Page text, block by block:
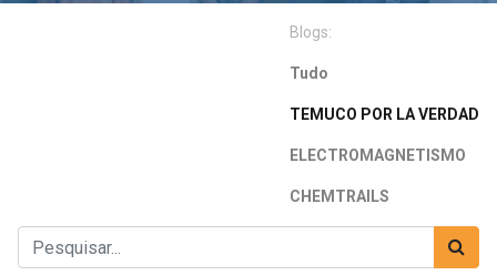
Blogs:
Tudo
TEMUCO POR LA VERDAD
ELECTROMAGNETISMO
CHEMTRAILS